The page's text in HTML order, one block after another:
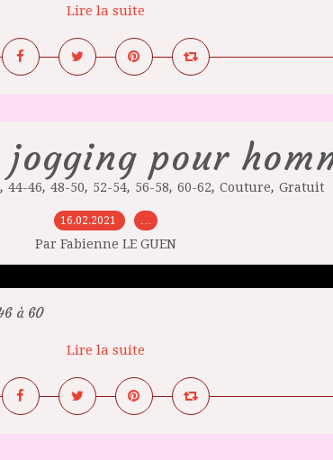
Lire la suite
pour
, 44-46, 48-50, 52-54, 56-58, 60-62, Couture, Gratuit
16.02.2021 …
Par Fabienne LE GUEN
à 60
Lire la suite